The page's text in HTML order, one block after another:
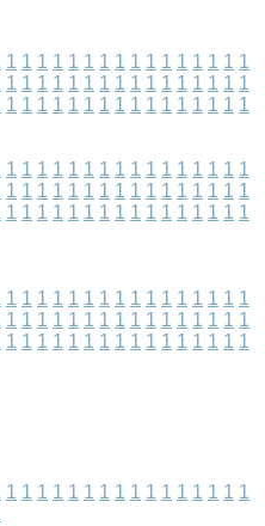
1 1 1 1 1 1 1 1 1 1 1 1 1 1 1 1
1 1 1 1 1 1 1 1 1 1 1 1 1 1 1 1
1 1 1 1 1 1 1 1 1 1 1 1 1 1 1 1
1 1 1 1 1 1 1 1 1 1 1 1 1 1 1 1
1 1 1 1 1 1 1 1 1 1 1 1 1 1 1 1
1 1 1 1 1 1 1 1 1 1 1 1 1 1 1 1
1 1 1 1 1 1 1 1 1 1 1 1 1 1 1 1
1 1 1 1 1 1 1 1 1 1 1 1 1 1 1 1
1 1 1 1 1 1 1 1 1 1 1 1 1 1 1 1
1 1 1 1 1 1 1 1 1 1 1 1 1 1 1 1